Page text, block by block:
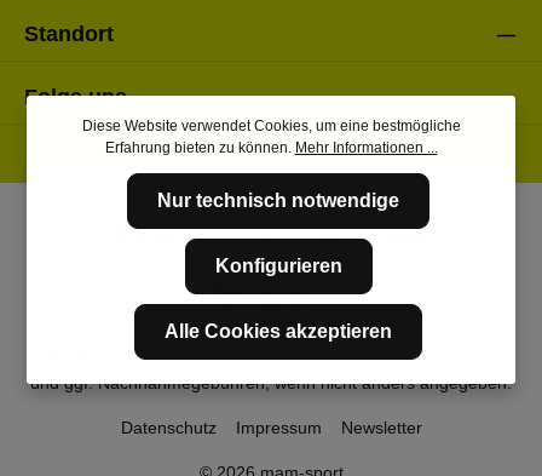
Standort
Folge uns
* Alle Preise inkl. gesetzl. Mehrwertsteuer zzgl.Versandkosten
und ggf. Nachnahmegebühren, wenn nicht anders angegeben.
Datenschutz Impressum Newsletter
Diese Website verwendet Cookies, um eine bestmögliche
Erfahrung bieten zu können. Mehr Informationen ...
Nur technisch notwendige
Konfigurieren
Alle Cookies akzeptieren